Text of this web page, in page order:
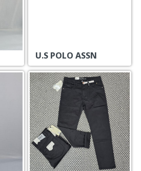
U.S POLO ASSN